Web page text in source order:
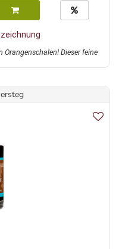
Dieser feine